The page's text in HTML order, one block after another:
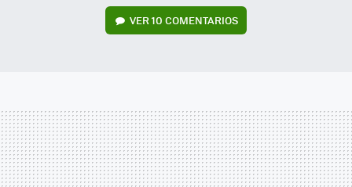
VER10 COMENTARIOS